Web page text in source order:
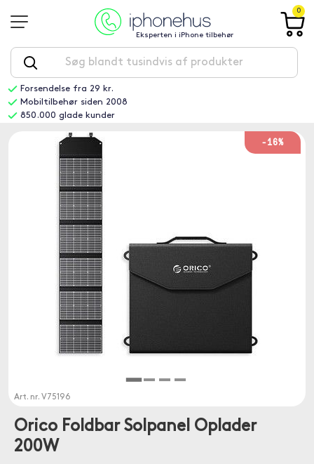
Eksperten i iPhone tilbehør
0
Forsendelse fra 29 kr.
Mobiltilbehør siden 2008
850.000 glade kunder
-16%
Art. nr. V75196
Orico Foldbar Solpanel Oplader
200W